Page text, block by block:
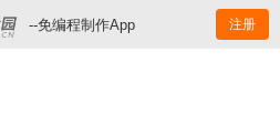
--免编程制作App 注册